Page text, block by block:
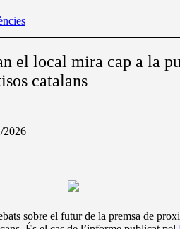
el local mira cap a la
catalans
2026
sobre el futur de la premsa de